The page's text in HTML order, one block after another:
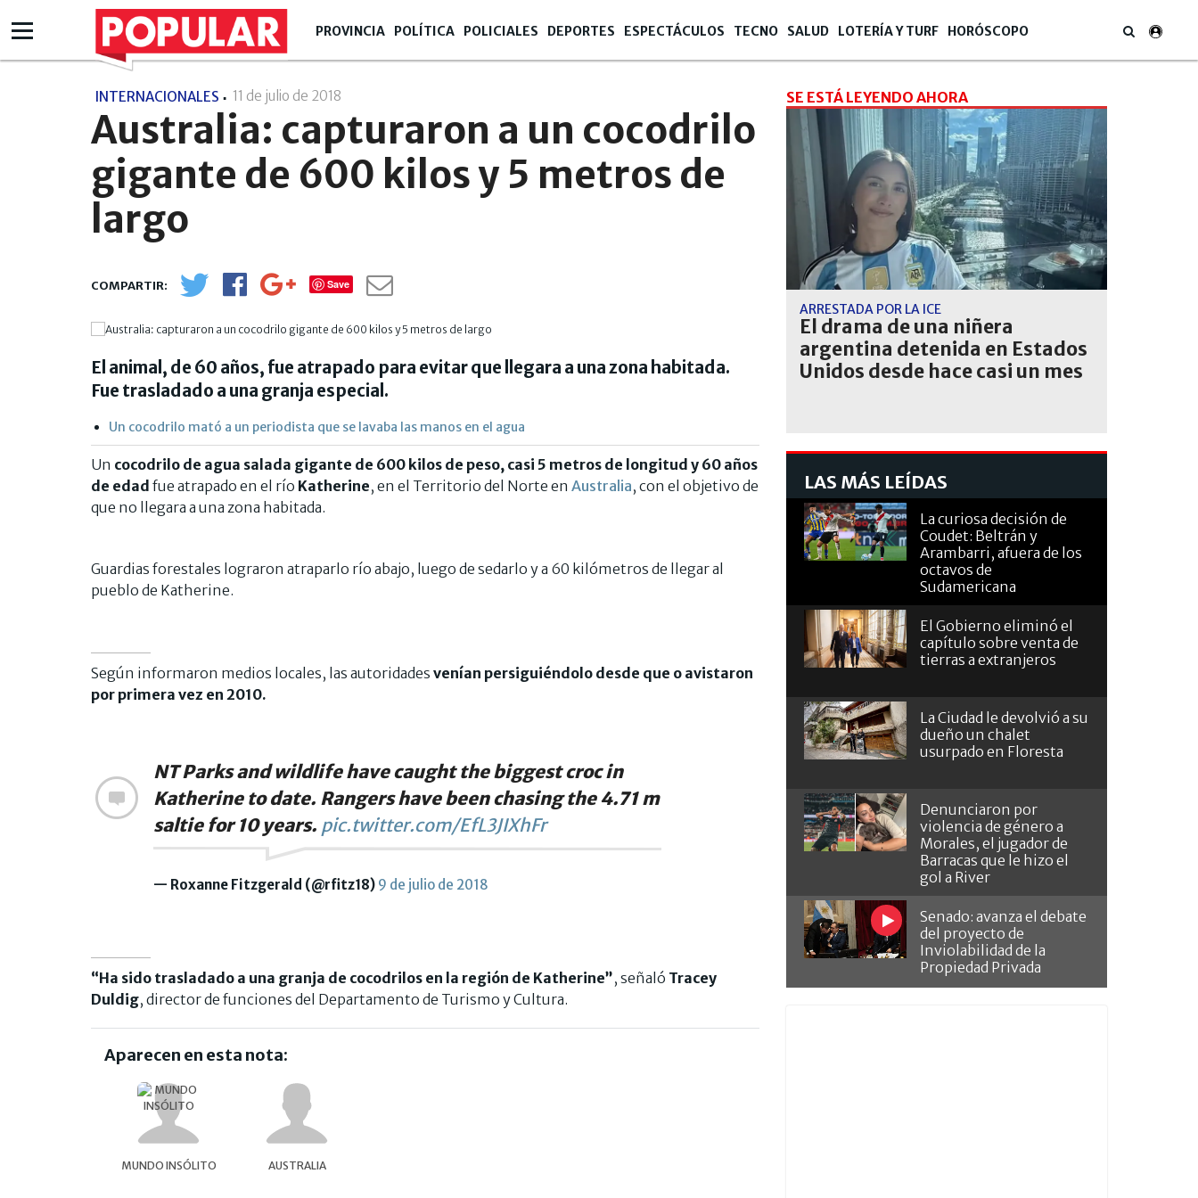
PROVINCIA POLÍTICA POLICIALES DEPORTES ESPECTÁCULOS TECNO SALUD LOTERÍA Y TURF HORÓSCOPO
INTERNACIONALES 11 de julio de 2018
Australia: capturaron a un cocodrilo
gigante de 600 kilos y 5 metros de
largo
Save
El animal, de 60 años, fue atrapado para evitar que llegara a una zona habitada.
Fue trasladado a una granja especial.
Un cocodrilo mató a un periodista que se lavaba las manos en el agua
Un cocodrilo de agua salada gigante de 600 kilos de peso, casi 5 metros de longitud y 60 años
de edad fue atrapado en el río Katherine, en el Territorio del Norte en Australia, con el objetivo de
que no llegara a una zona habitada.
Guardias forestales lograron atraparlo río abajo, luego de sedarlo y a 60 kilómetros de llegar al
pueblo de Katherine.
Según informaron medios locales, las autoridades venían persiguiéndolo desde que o avistaron
por primera vez en 2010.
NT Parks and wildlife have caught the biggest croc in
Katherine to date. Rangers have been chasing the 4.71 m
saltie for 10 years. pic.twitter.com/EfL3JIXhFr
— Roxanne Fitzgerald (@rfitz18) 9 de julio de 2018
“Ha sido trasladado a una granja de cocodrilos en la región de Katherine”, señaló Tracey
Duldig, director de funciones del Departamento de Turismo y Cultura.
Aparecen en esta nota:
MUNDO INSÓLITO AUSTRALIA
SE ESTÁ LEYENDO AHORA
ARRESTADA POR LA ICE
El drama de una niñera
argentina detenida en Estados
Unidos desde hace casi un mes
LAS MÁS LEÍDAS
La curiosa decisión de
Coudet: Beltrán y
Arambarri, afuera de los
octavos de
Sudamericana
El Gobierno eliminó el
capítulo sobre venta de
tierras a extranjeros
La Ciudad le devolvió a su
dueño un chalet
usurpado en Floresta
Denunciaron por
violencia de género a
Morales, el jugador de
Barracas que le hizo el
gol a River
Senado: avanza el debate
del proyecto de
Inviolabilidad de la
Propiedad Privada